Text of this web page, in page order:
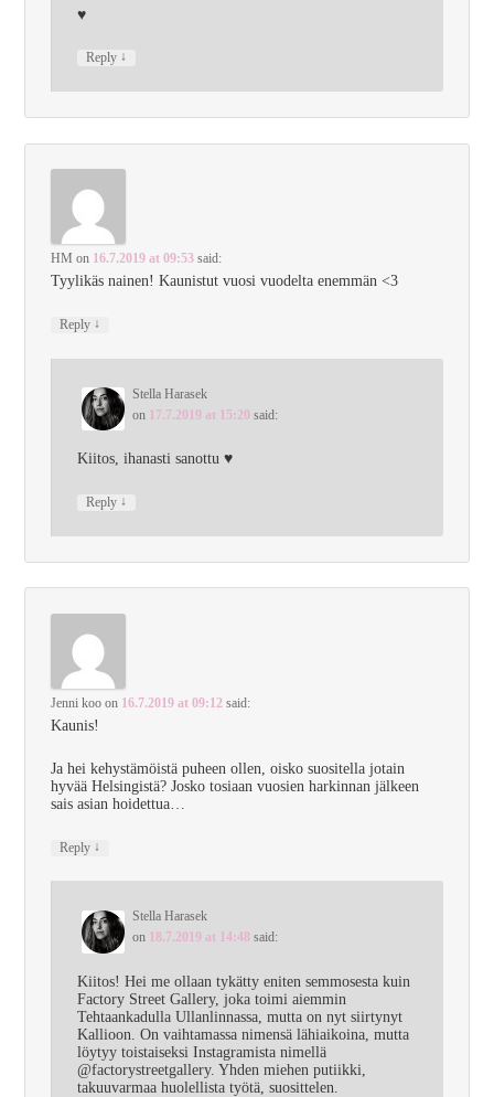
♥
Reply ↓
HM on 16.7.2019 at 09:53 said:
Tyylikäs nainen! Kaunistut vuosi vuodelta enemmän <3
Reply ↓
Stella Harasek
on 17.7.2019 at 15:20 said:
Kiitos, ihanasti sanottu ♥
Reply ↓
Jenni koo on 16.7.2019 at 09:12 said:
Kaunis!
Ja hei kehystämöistä puheen ollen, oisko suositella jotain
hyvää Helsingistä? Josko tosiaan vuosien harkinnan jälkeen
sais asian hoidettua…
Reply ↓
Stella Harasek
on 18.7.2019 at 14:48 said:
Kiitos! Hei me ollaan tykätty eniten semmosesta kuin
Factory Street Gallery, joka toimi aiemmin
Tehtaankadulla Ullanlinnassa, mutta on nyt siirtynyt
Kallioon. On vaihtamassa nimensä lähiaikoina, mutta
löytyy toistaiseksi Instagramista nimellä
@factorystreetgallery. Yhden miehen putiikki,
takuuvarmaa huolellista työtä, suosittelen.